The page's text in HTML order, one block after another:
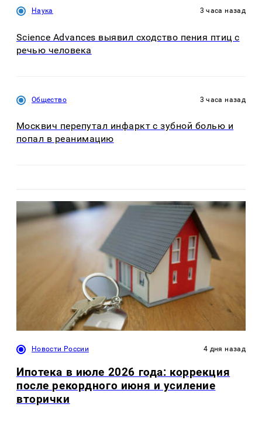
Наука 3 часа назад
Science Advances выявил сходство пения птиц с
речью человека
Общество 3 часа назад
Москвич перепутал инфаркт с зубной болью и
попал в реанимацию
Новости России 4 дня назад
Ипотека в июле 2026 года: коррекция
после рекордного июня и усиление
вторички